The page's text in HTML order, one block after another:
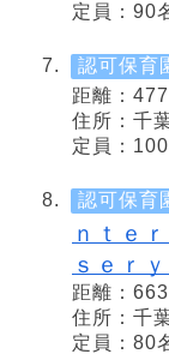
定員：90
認可保育
距離：
住所：千
定員：
認可保育
ｎｔｅ
ｓｅｒ
距離：
住所：千
定員：80